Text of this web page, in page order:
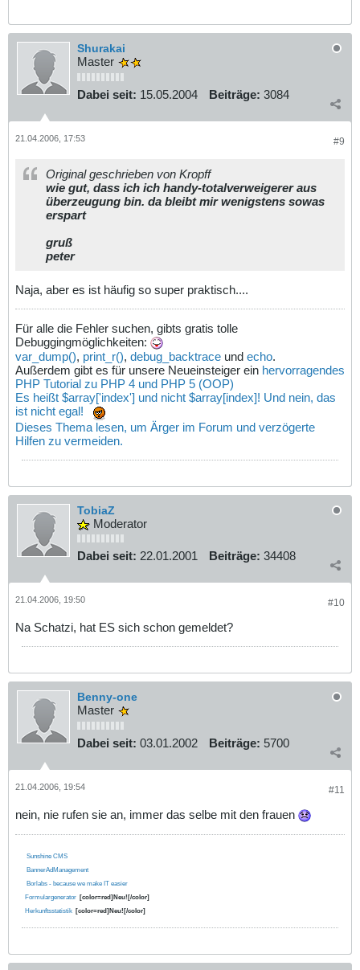
Shurakai
Master
Dabei seit: 15.05.2004 Beiträge: 3084
#9
21.04.2006, 17:53
Original geschrieben von Kropff
wie gut, dass ich ich handy-totalverweigerer aus
überzeugung bin. da bleibt mir wenigstens sowas
erspart
gruß
peter
Naja, aber es ist häufig so super praktisch....
Für alle die Fehler suchen, gibts gratis tolle
Debuggingmöglichkeiten:
var_dump(), print_r(), debug_backtrace und echo.
Außerdem gibt es für unsere Neueinsteiger ein hervorragendes
PHP Tutorial zu PHP 4 und PHP 5 (OOP)
Es heißt $array['index'] und nicht $array[index]! Und nein, das
ist nicht egal!
Dieses Thema lesen, um Ärger im Forum und verzögerte
Hilfen zu vermeiden.
TobiaZ
Moderator
Dabei seit: 22.01.2001 Beiträge: 34408
#10
21.04.2006, 19:50
Na Schatzi, hat ES sich schon gemeldet?
Benny-one
Master
Dabei seit: 03.01.2002 Beiträge: 5700
#11
21.04.2006, 19:54
nein, nie rufen sie an, immer das selbe mit den frauen
Sunshine CMS
BannerAdManagement
Borlabs - because we make IT easier
Formulargenerator [color=red]Neu![/color]
Herkunftsstatistik [color=red]Neu![/color]